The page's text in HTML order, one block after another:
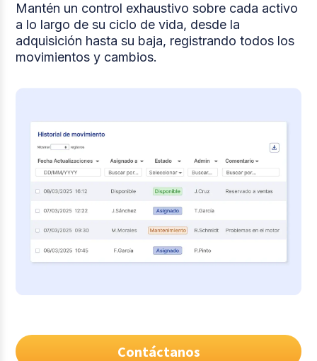
Contáctanos
Mantén un control exhaustivo sobre cada activo
a lo largo de su ciclo de vida, desde la
adquisición hasta su baja, registrando todos los
movimientos y cambios.